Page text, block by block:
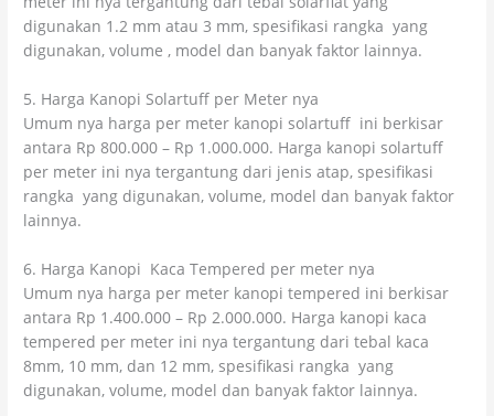
digunakan 1.2 mm atau 3 mm, spesifikasi rangka yang
digunakan, volume , model dan banyak faktor lainnya.
5. Harga Kanopi Solartuff per Meter nya
Umum nya harga per meter kanopi solartuff ini berkisar
antara Rp 800.000 – Rp 1.000.000. Harga kanopi solartuff
per meter ini nya tergantung dari jenis atap, spesifikasi
rangka yang digunakan, volume, model dan banyak faktor
lainnya.
6. Harga Kanopi Kaca Tempered per meter nya
Umum nya harga per meter kanopi tempered ini berkisar
antara Rp 1.400.000 – Rp 2.000.000. Harga kanopi kaca
tempered per meter ini nya tergantung dari tebal kaca
8mm, 10 mm, dan 12 mm, spesifikasi rangka yang
digunakan, volume, model dan banyak faktor lainnya.